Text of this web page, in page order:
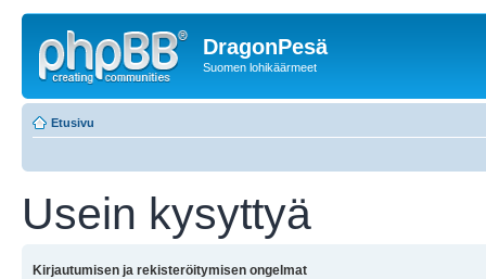
DragonPesä
Suomen lohikäärmeet
Etusivu
Usein kysyttyä
Kirjautumisen ja rekisteröitymisen ongelmat